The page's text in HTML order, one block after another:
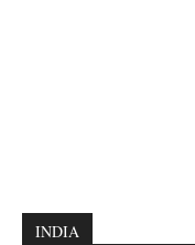
INDIA